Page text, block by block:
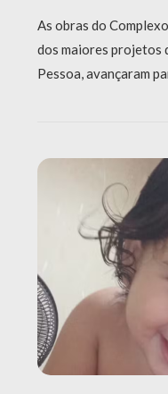
As obras do
dos maiores projetos
Pessoa, avançaram